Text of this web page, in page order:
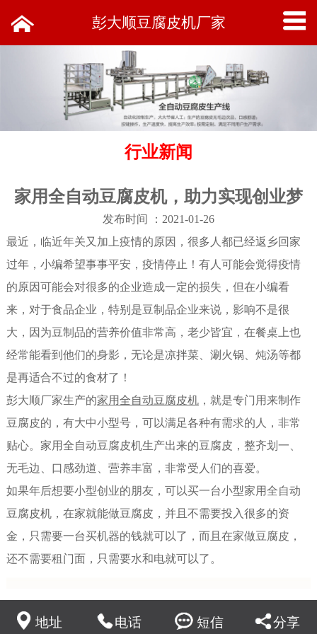
彭大顺豆腐皮机厂家
行业新闻
家用全自动豆腐皮机，助力实现创业梦
发布时间 ：2021-01-26
最近，临近年关又加上疫情的原因，很多人都已经返乡回家
过年，小编希望事事平安，疫情停止！有人可能会觉得疫情
的原因可能会对很多的企业造成一定的损失，但在小编看
来，对于食品企业，特别是豆制品企业来说，影响不是很
大，因为豆制品的营养价值非常高，老少皆宜，在餐桌上也
经常能看到他们的身影，无论是凉拌菜、涮火锅、炖汤等都
是再适合不过的食材了！
彭大顺厂家生产的家用全自动豆腐皮机，就是专门用来制作
豆腐皮的，有大中小型号，可以满足各种有需求的人，非常
贴心。家用全自动豆腐皮机生产出来的豆腐皮，整齐划一、
无毛边、口感劲道、营养丰富，非常受人们的喜爱。
如果年后想要小型创业的朋友，可以买一台小型家用全自动
豆腐皮机，在家就能做豆腐皮，并且不需要投入很多的资
金，只需要一台买机器的钱就可以了，而且在家做豆腐皮，
还不需要租门面，只需要水和电就可以了。
地址 电话 短信 分享